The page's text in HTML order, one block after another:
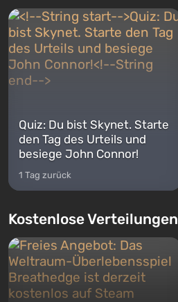
Quiz: Du bist Skynet. Starte
den Tag des Urteils und
besiege John Connor!
1 Tag zurück
Kostenlose Verteilungen